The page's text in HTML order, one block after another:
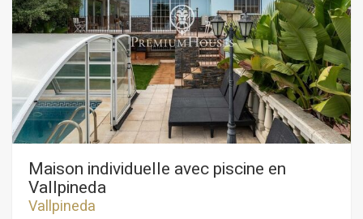
Maison individuelle avec piscine en
Vallpineda
Vallpineda